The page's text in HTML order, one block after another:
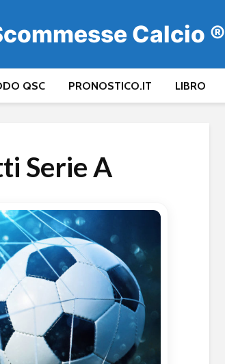
Calcio ®
QSC PRONOSTICO.IT LIBRO
Serie A